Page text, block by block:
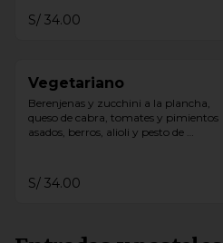
S/ 34.00
Vegetariano
Berenjenas y zucchini a la plancha,
queso de cabra, tomates y pimientos
asados, berros, alioli y pesto de
S/ 34.00